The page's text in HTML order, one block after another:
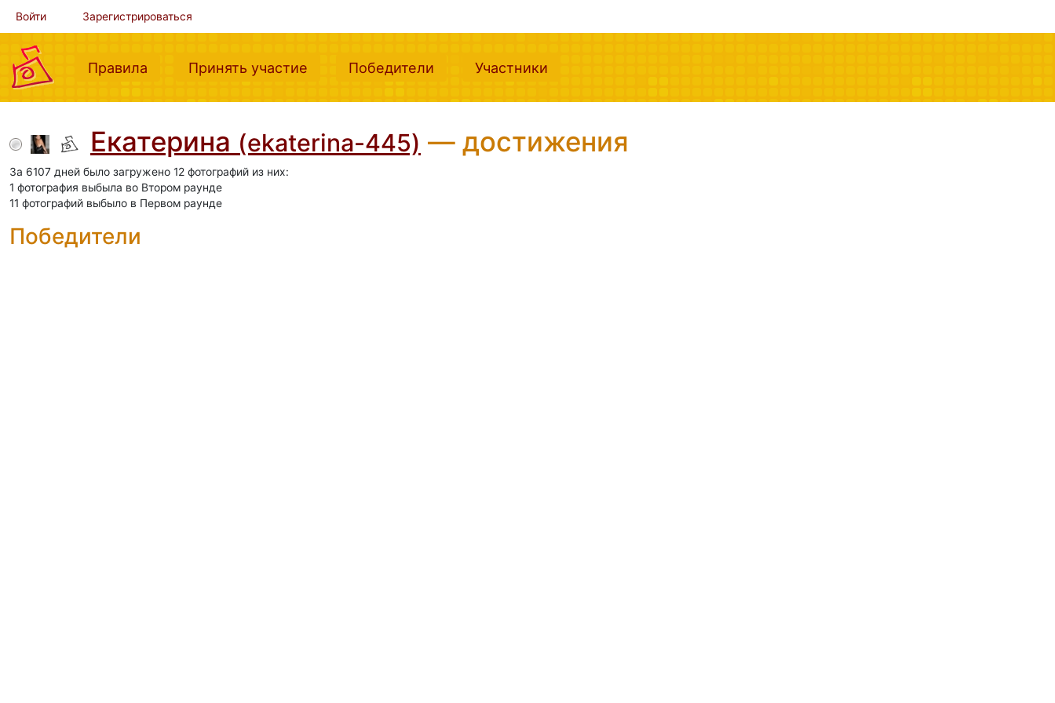
Войти Зарегистрироваться
Правила (current)Принять участие (current)Победители (current)Участники
Екатерина (ekaterina-445) — достижения
За 6107 дней было загружено 12 фотографий из них:
1 фотография выбыла во Втором раунде
11 фотографий выбыло в Первом раунде
Победители